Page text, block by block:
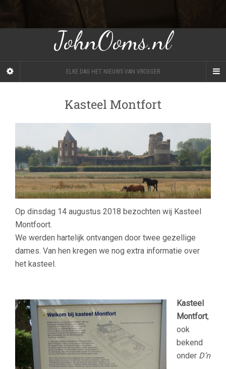
JohnOoms.nl
ELKE DAG HET NIEUWS VAN VROEGER
Kasteel Montfort
Op dinsdag 14 augustus 2018 bezochten wij Kasteel
Montfoort.
We werden hartelijk ontvangen door twee gezellige
dames. Van hen kregen we nog extra informatie over
het kasteel.
Kasteel
Montfort,
ook
bekend
onder D’n